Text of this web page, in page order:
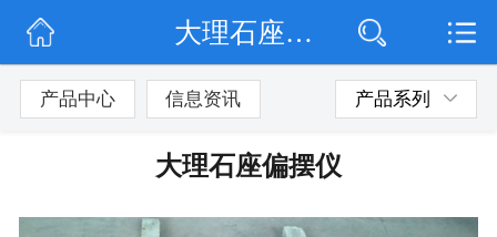
网站首页
公司简介
大理石座偏摆仪
产品中心 信息资讯 产品系列
大理石座偏摆仪